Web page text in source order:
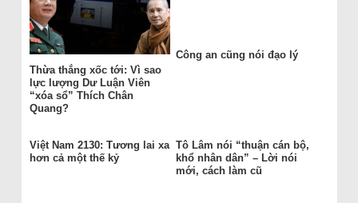
Thừa thắng xốc tới: Vì sao
lực lượng Dư Luận Viên
“xóa sổ” Thích Chân
Quang?
Công an cũng nói đạo lý
Việt Nam 2130: Tương lai xa
hơn cả một thế kỷ
Tô Lâm nói “thuận cán bộ,
khổ nhân dân” – Lời nói
mới, cách làm cũ